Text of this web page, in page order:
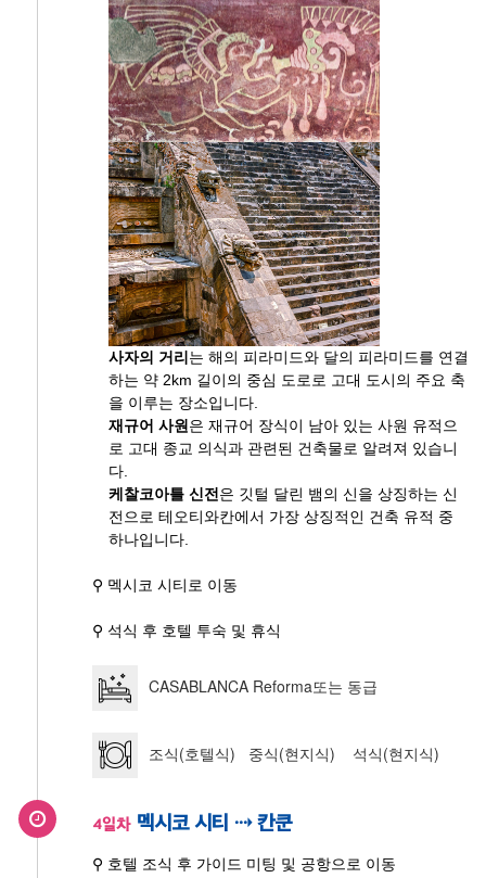
사자의 거리는 해의 피라미드와 달의 피라미드를 연결
하는 약 2km 길이의 중심 도로로 고대 도시의 주요 축
을 이루는 장소입니다.
재규어 사원은 재규어 장식이 남아 있는 사원 유적으
로 고대 종교 의식과 관련된 건축물로 알려져 있습니
다.
케찰코아틀 신전은 깃털 달린 뱀의 신을 상징하는 신
전으로 테오티와칸에서 가장 상징적인 건축 유적 중
하나입니다.
⚲ 멕시코 시티로 이동
⚲ 석식 후 호텔 투숙 및 휴식
CASABLANCA Reforma또는 동급
조식(호텔식) 중식(현지식) 석식(현지식)
4일차 멕시코 시티 ⇢ 칸쿤
⚲ 호텔 조식 후 가이드 미팅 및 공항으로 이동